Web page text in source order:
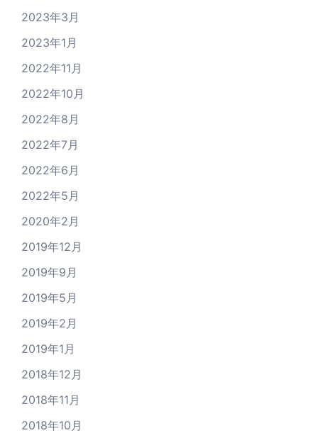
2023年3月
2023年1月
2022年11月
2022年10月
2022年8月
2022年7月
2022年6月
2022年5月
2020年2月
2019年12月
2019年9月
2019年5月
2019年2月
2019年1月
2018年12月
2018年11月
2018年10月